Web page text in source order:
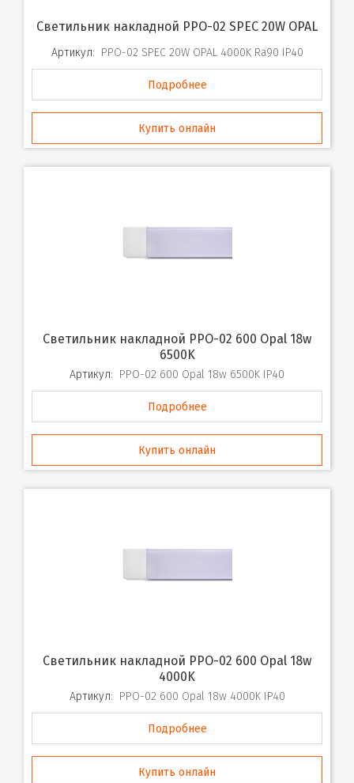
Светильник накладной PPO-02 SPEC 20W OPAL
Артикул: PPO-02 SPEC 20W OPAL 4000K Ra90 IP40
Подробнее
Купить онлайн
Светильник накладной PPO-02 600 Opal 18w
6500K
Артикул: PPO-02 600 Opal 18w 6500K IP40
Подробнее
Купить онлайн
Светильник накладной PPO-02 600 Opal 18w
4000K
Артикул: PPO-02 600 Opal 18w 4000K IP40
Подробнее
Купить онлайн